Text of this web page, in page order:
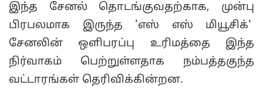
இந்த சேனல் தொடங்குவதற்காக, முன்பு
பிரபலமாக இருந்த 'எஸ் எஸ் மியூசிக்'
சேனலின் ஒளிபரப்பு உரிமத்தை இந்த
நிர்வாகம் பெற்றுள்ளதாக நம்பத்தகுந்த
வட்டாரங்கள் தெரிவிக்கின்றன.